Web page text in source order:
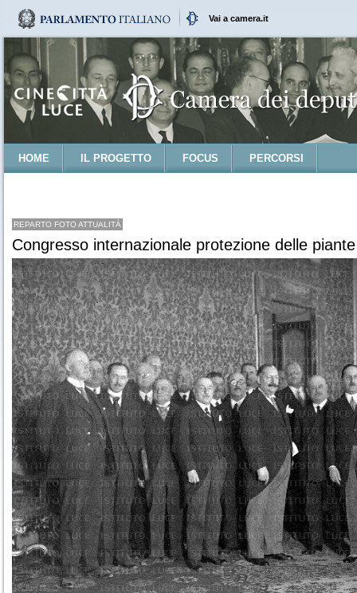
Vai a camera.it
HOME IL PROGETTO FOCUS PERCORSI
REPARTO FOTO ATTUALITÀ
Congresso internazionale protezione delle